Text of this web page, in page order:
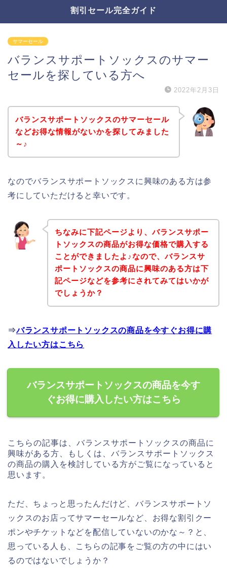
割引セール完全ガイド
サマーセール
バランスサポートソックスのサマー
セールを探している方へ
2022年2月3日
バランスサポートソックスのサマーセール
などお得な情報がないかを探してみました
～♪
なのでバランスサポートソックスに興味のある方は参
考にしていただけると幸いです。
ちなみに下記ページより、バランスサポー
トソックスの商品がお得な価格で購入する
ことができましたよ♪なので、バランスサ
ポートソックスの商品に興味のある方は下
記ページなどを参考にされてみてはいかが
でしょうか？
⇒バランスサポートソックスの商品を今すぐお得に購
入したい方はこちら
バランスサポートソックスの商品を今す
ぐお得に購入したい方はこちら
こちらの記事は、バランスサポートソックスの商品に
興味がある方、もしくは、バランスサポートソックス
の商品の購入を検討している方がご覧になっていると
思います。
ただ、ちょっと思ったんだけど、バランスサポートソ
ックスのお店ってサマーセールなど、お得な割引クー
ポンやチケットなどを配信していないのかな～？と、
思っている人も、こちらの記事をご覧の方の中にはい
るのではないでしょうか？